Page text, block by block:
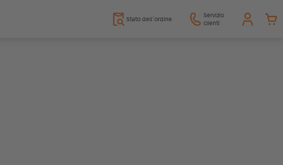
Stato dell’ordine
Servizio
clienti